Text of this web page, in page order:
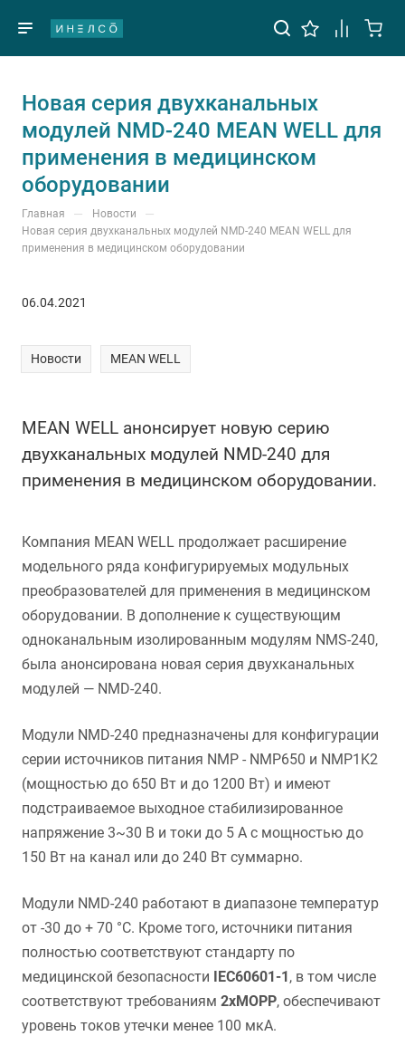
Новая серия двухканальных
модулей NMD-240 MEAN WELL для
применения в медицинском
оборудовании
Главная — Новости —
Новая серия двухканальных модулей NMD-240 MEAN WELL для
применения в медицинском оборудовании
06.04.2021
Новости MEAN WELL
MEAN WELL анонсирует новую серию
двухканальных модулей NMD-240 для
применения в медицинском оборудовании.
Компания MEAN WELL продолжает расширение
модельного ряда конфигурируемых модульных
преобразователей для применения в медицинском
оборудовании. В дополнение к существующим
одноканальным изолированным модулям NMS-240,
была анонсирована новая серия двухканальных
модулей — NMD-240.
Модули NMD-240 предназначены для конфигурации
серии источников питания NMP - NMP650 и NMP1K2
(мощностью до 650 Вт и до 1200 Вт) и имеют
подстраиваемое выходное стабилизированное
напряжение 3~30 В и токи до 5 А с мощностью до
150 Вт на канал или до 240 Вт суммарно.
Модули NMD-240 работают в диапазоне температур
от -30 до + 70 °C. Кроме того, источники питания
полностью соответствуют стандарту по
медицинской безопасности
IEC60601-1 , в том числе
соответствуют требованиям 2хMOPP, обеспечивают
уровень токов утечки менее 100 мкА.